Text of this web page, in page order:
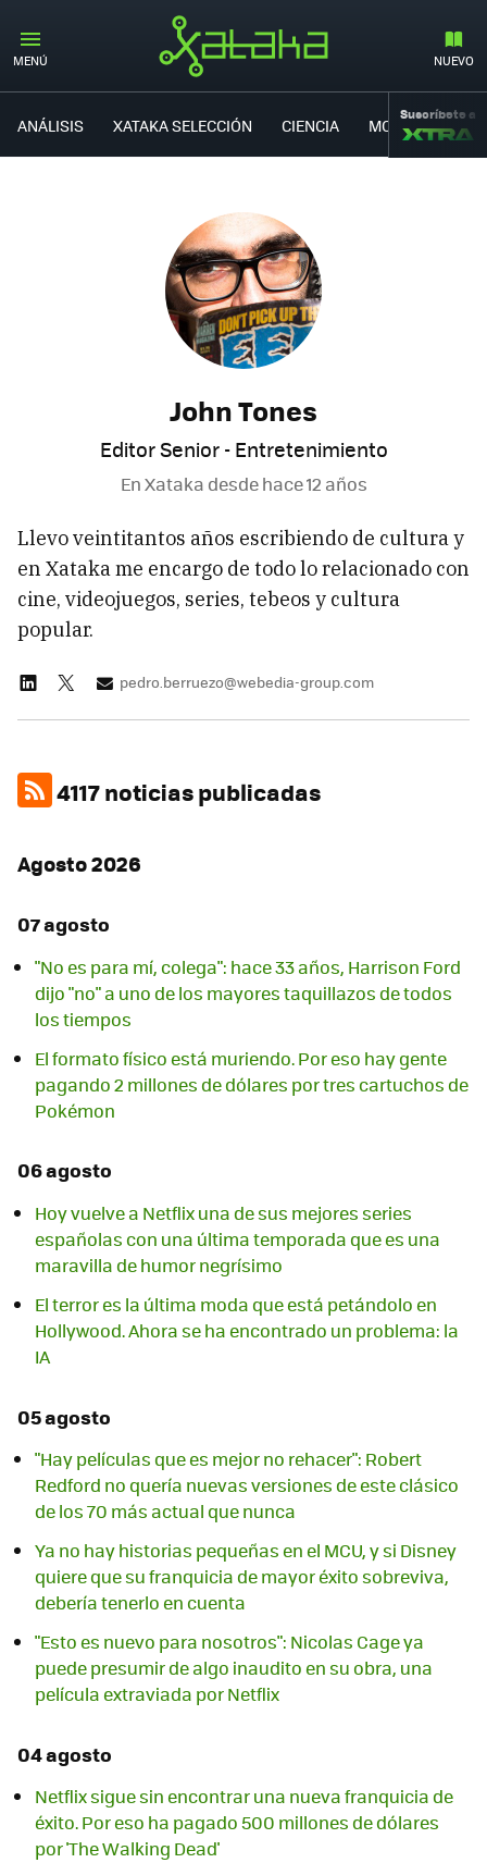
MENÚ NUEVO
ANÁLISIS XATAKA SELECCIÓN CIENCIA MOVILIDAD
Suscríbete a
John Tones
Editor Senior - Entretenimiento
En Xataka desdehace 12 años
Llevo veintitantos años escribiendo de cultura y
en Xataka me encargo de todo lo relacionado con
cine, videojuegos, series, tebeos y cultura
popular.
pedro.berruezo@webedia-group.com
4117 noticias publicadas
Agosto 2026
07 agosto
"No es para mí, colega": hace 33 años, Harrison Ford
dijo "no" a uno de los mayores taquillazos de todos
los tiempos
El formato físico está muriendo. Por eso hay gente
pagando 2 millones de dólares por tres cartuchos de
Pokémon
06 agosto
Hoy vuelve a Netflix una de sus mejores series
españolas con una última temporada que es una
maravilla de humor negrísimo
El terror es la última moda que está petándolo en
Hollywood. Ahora se ha encontrado un problema: la
IA
05 agosto
"Hay películas que es mejor no rehacer": Robert
Redford no quería nuevas versiones de este clásico
de los 70 más actual que nunca
Ya no hay historias pequeñas en el MCU, y si Disney
quiere que su franquicia de mayor éxito sobreviva,
debería tenerlo en cuenta
"Esto es nuevo para nosotros": Nicolas Cage ya
puede presumir de algo inaudito en su obra, una
película extraviada por Netflix
04 agosto
Netflix sigue sin encontrar una nueva franquicia de
éxito. Por eso ha pagado 500 millones de dólares
por 'The Walking Dead'